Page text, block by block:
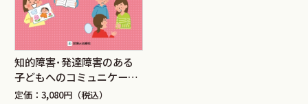
知的障害･発達障害のある
子どもへのコミュニケーシ
ョン支援
定価：3,080円（税込）